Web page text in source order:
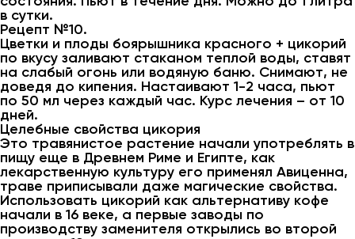
в сутки.
Рецепт №10.
Цветки и плоды боярышника красного + цикорий
по вкусу заливают стаканом теплой воды, ставят
на слабый огонь или водяную баню. Снимают, не
доведя до кипения. Настаивают 1-2 часа, пьют
по 50 мл через каждый час. Курс лечения – от 10
дней.
Целебные свойства цикория
Это травянистое растение начали употреблять в
пищу еще в Древнем Риме и Египте, как
лекарственную культуру его применял Авиценна,
траве приписывали даже магические свойства.
Использовать цикорий как альтернативу кофе
начали в 16 веке, а первые заводы по
производству заменителя открылись во второй